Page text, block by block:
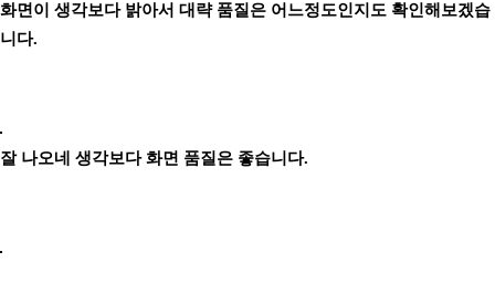
화면이 생각보다 밝아서 대략 품질은 어느정도인지도 확인해보겠습
니다.
잘 나오네 생각보다 화면 품질은 좋습니다.